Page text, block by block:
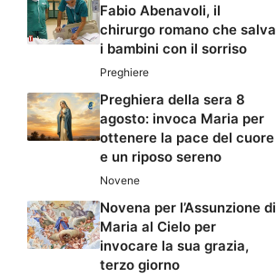
Fabio Abenavoli, il
chirurgo romano che salva
i bambini con il sorriso
Preghiere
Preghiera della sera 8
agosto: invoca Maria per
ottenere la pace del cuore
e un riposo sereno
Novene
Novena per l’Assunzione di
Maria al Cielo per
invocare la sua grazia,
terzo giorno